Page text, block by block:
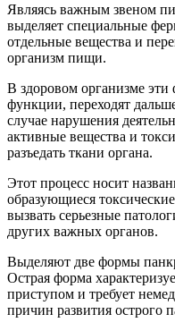
Являясь важным звеном
выделяет специальные
отдельные вещества и
организм пищи.
В здоровом организме
функции, переходят
случае нарушения
активные вещества и
разъедать ткани органа.
Этот процесс носит
образующиеся
вызвать серьезные
других важных органов.
Выделяют две формы
Острая форма
приступом и требует
причин развития острого